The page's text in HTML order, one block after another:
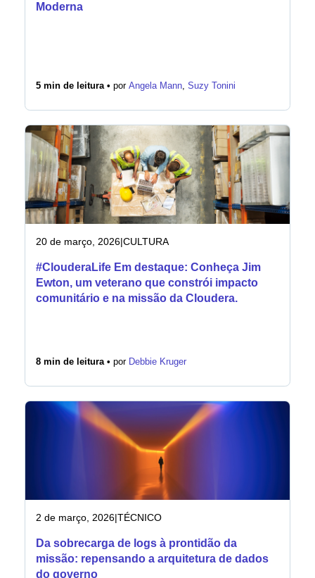
Moderna
5 min de leitura • por Angela Mann, Suzy Tonini
20 de março, 2026|CULTURA
#ClouderaLife Em destaque: Conheça Jim
Ewton, um veterano que constrói impacto
comunitário e na missão da Cloudera.
8 min de leitura • por Debbie Kruger
2 de março, 2026|TÉCNICO
Da sobrecarga de logs à prontidão da
missão: repensando a arquitetura de dados
do governo